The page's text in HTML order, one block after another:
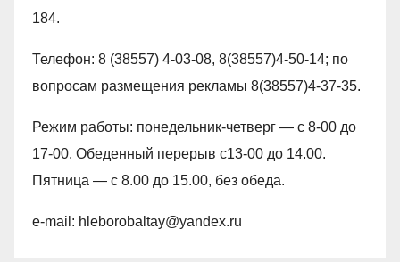
184.
Телефон: 8 (38557) 4-03-08, 8(38557)4-50-14; по
вопросам размещения рекламы 8(38557)4-37-35.
Режим работы: понедельник-четверг — с 8-00 до
17-00. Обеденный перерыв с13-00 до 14.00.
Пятница — с 8.00 до 15.00, без обеда.
e-mail: hleborobaltay@yandex.ru